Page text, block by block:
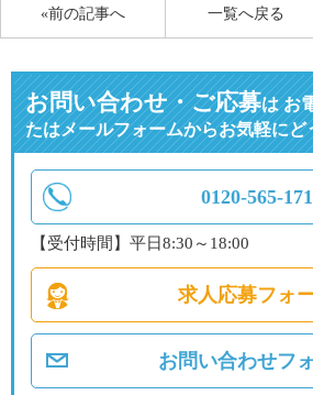
«前の記事へ 一覧へ戻る
お問い合わせ・ご応募はお
たはメールフォームからお気軽にど
0120-565-171
【受付時間】平日8:30～18:00
求人応募フォ
お問い合わせフ